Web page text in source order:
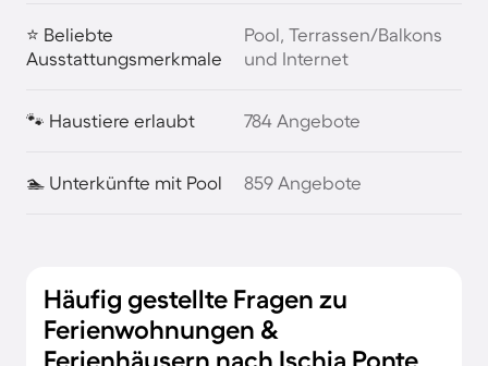
⭐ Beliebte
Ausstattungsmerkmale
Pool, Terrassen/Balkons
und Internet
🐾 Haustiere erlaubt 784 Angebote
🏊 Unterkünfte mit Pool 859 Angebote
Häufig gestellte Fragen zu
Ferienwohnungen &
Ferienhäusern nach Ischia Ponte